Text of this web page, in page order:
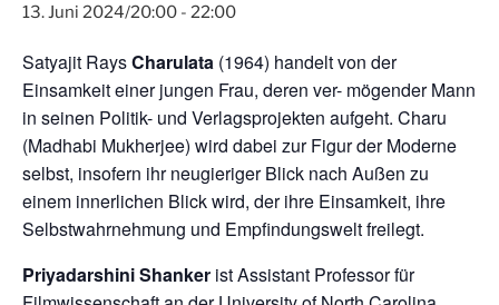
13. Juni 2024/20:00 - 22:00
Satyajit RaysCharulata (1964) handelt von der
Einsamkeit einer jungen Frau, deren ver- mögender Mann
in seinen Politik- und Verlagsprojekten aufgeht. Charu
(Madhabi Mukherjee) wird dabei zur Figur der Moderne
selbst, insofern ihr neugieriger Blick nach Außen zu
einem innerlichen Blick wird, der ihre Einsamkeit, ihre
Selbstwahrnehmung und Empfindungswelt freilegt.
Priyadarshini Shanker ist Assistant Professor für